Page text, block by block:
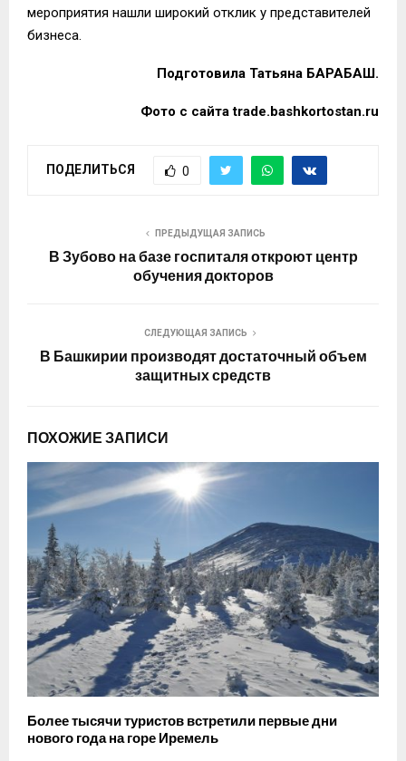
мероприятия нашли широкий отклик у представителей
бизнеса.
Подготовила Татьяна БАРАБАШ.
Фото с сайта trade.bashkortostan.ru
ПОДЕЛИТЬСЯ 0
ПРЕДЫДУЩАЯ ЗАПИСЬ
В Зубово на базе госпиталя откроют центр
обучения докторов
СЛЕДУЮЩАЯ ЗАПИСЬ
В Башкирии производят достаточный объем
защитных средств
ПОХОЖИЕ ЗАПИСИ
Более тысячи туристов встретили первые дни
нового года на горе Иремель